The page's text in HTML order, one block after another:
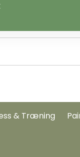
& Træning